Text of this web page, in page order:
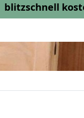
blitzschnell